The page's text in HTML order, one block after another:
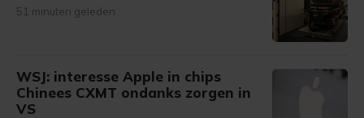
51 minuten geleden
WSJ: interesse Apple in chips
Chinees CXMT ondanks zorgen in
VS